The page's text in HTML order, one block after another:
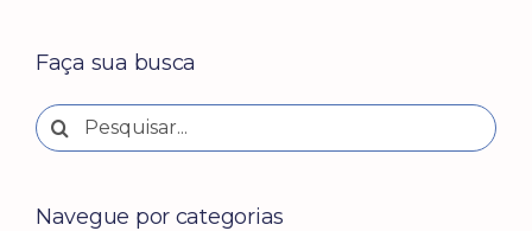
Faça sua busca
Buscar
resultados
Navegue por categorias